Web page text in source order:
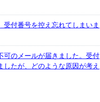
付番号を控え忘れてしまいま
可のメールが届きました。受付
たが、どのような原因が考え